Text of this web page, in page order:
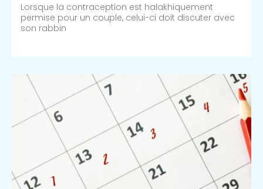
Lorsque la contraception est halakhiquement
permise pour un couple, celui-ci doit discuter avec
son rabbin